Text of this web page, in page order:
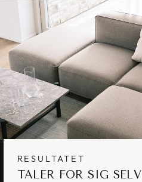
RESULTATET
TALER FOR SIG SELV